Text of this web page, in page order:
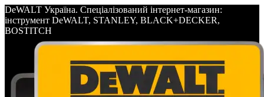
DeWALT Україна. Спеціалізований інтернет-магазин:
інструмент DeWALT, STANLEY, BLACK+DECKER,
BOSTITCH